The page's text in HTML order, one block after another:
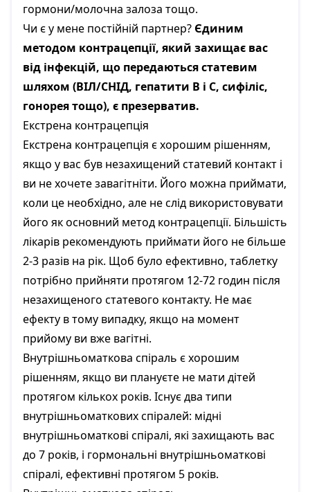
гормони/молочна залоза тощо.
Чи є у мене постійній партнер? Єдиним
методом контрацепції, який захищає вас
від інфекцій, що передаються статевим
шляхом (ВІЛ/СНІД, гепатити В і С, сифіліс,
гонорея тощо), є презерватив.
Екстрена контрацепція
Екстрена контрацепція є хорошим рішенням,
якщо у вас був незахищений статевий контакт і
ви не хочете завагітніти. Його можна приймати,
коли це необхідно, але не слід використовувати
його як основний метод контрацепції. Більшість
лікарів рекомендують приймати його не більше
2-3 разів на рік. Щоб було ефективно, таблетку
потрібно прийняти протягом 12-72 годин після
незахищеного статевого контакту. Не має
ефекту в тому випадку, якщо на момент
прийому ви вже вагітні.
Внутрішньоматкова спіраль є хорошим
рішенням, якщо ви плануєте не мати дітей
протягом кількох років. Існує два типи
внутрішньоматкових спіралей: мідні
внутрішньоматкові спіралі, які захищають вас
до 7 років, і гормональні внутрішньоматкові
спіралі, ефективні протягом 5 років.